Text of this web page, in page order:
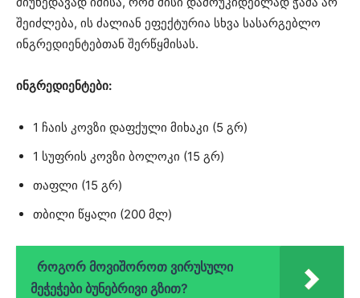
შეიძლება, ის ძალიან ეფექტურია სხვა სასარგებლო
ინგრედიენტებთან შერწყმისას.
ინგრედიენტები:
1 ჩაის კოვზი დაფქული მიხაკი (5 გრ)
1 სუფრის კოვზი ბოლოკი (15 გრ)
თაფლი (15 გრ)
თბილი წყალი (200 მლ)
როგორ მოვიშოროთ ვირუსული
მეჭეჭები ბუნებრივი გზით?